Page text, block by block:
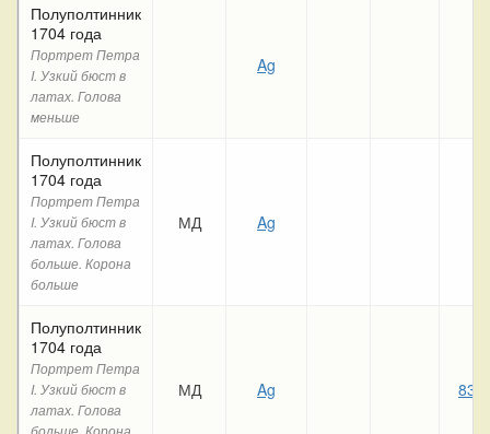
Полуполтинник
1704 года
Портрет Петра
I. Узкий бюст в
латах. Голова
меньше
Ag
Полуполтинник
1704 года
Портрет Петра
I. Узкий бюст в
латах. Голова
больше. Корона
больше
МД Ag
Полуполтинник
1704 года
Портрет Петра
I. Узкий бюст в
латах. Голова
больше. Корона
МД Ag 837